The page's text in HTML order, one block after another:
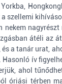
Yorkba,
szellemi
nekem
átéli az
a tanár urat,
ív
ahol
óriási térben